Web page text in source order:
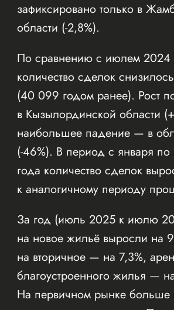
зафиксировано только в
области (-2,8%).
По сравнению с июлем 2024
количество сделок
(40 099 годом ранее). Рост
в Кызылординской области
наибольшее падение — в
(-46%). В период с января
года количество сделок
к аналогичному периоду
За год (июль 2025 к июлю
на новое жильё выросли на
на вторичное — на 7,3%,
благоустроенного жилья —
На первичном рынке больше